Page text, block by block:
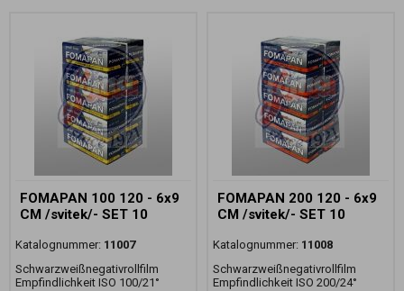
FOMAPAN 100 120 - 6x9
CM /svitek/- SET 10
Katalognummer: 11007
Schwarzweißnegativrollfilm
Empfindlichkeit ISO 100/21°
FOMAPAN 200 120 - 6x9
CM /svitek/- SET 10
Katalognummer: 11008
Schwarzweißnegativrollfilm
Empfindlichkeit ISO 200/24°